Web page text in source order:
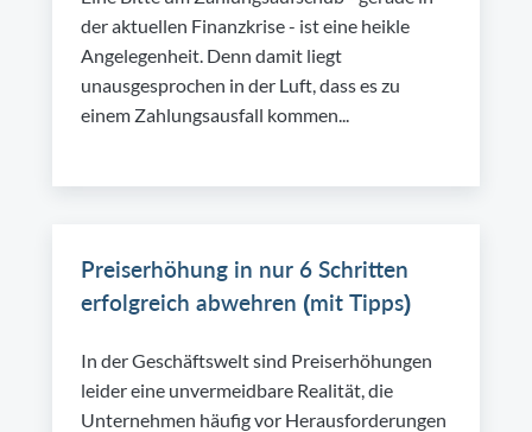
der aktuellen Finanzkrise - ist eine heikle
Angelegenheit. Denn damit liegt
unausgesprochen in der Luft, dass es zu
einem Zahlungsausfall kommen...
Preiserhöhung in nur 6 Schritten
erfolgreich abwehren (mit Tipps)
In der Geschäftswelt sind Preiserhöhungen
leider eine unvermeidbare Realität, die
Unternehmen häufig vor Herausforderungen